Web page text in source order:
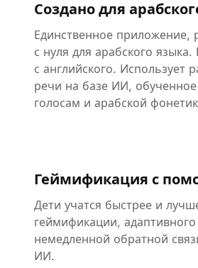
Создано для
Единственное приложение,
с нуля для арабского
с английского. Использует
речи на базе ИИ, обученное
голосам и арабской
Геймификация с
Дети учатся быстрее и
геймификации,
немедленной обратной
ИИ.